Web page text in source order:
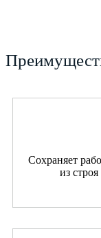
Сохраняет
из